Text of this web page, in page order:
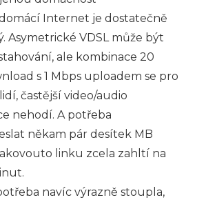
Internet je dostatečně
Asymetrické VDSL může být
ale kombinace 20
s 1 Mbps uploadem se pro
častější video/audio
nehodí. A potřeba
někam pár desítek MB
linku zcela zahltí na
navíc výrazně stoupla,